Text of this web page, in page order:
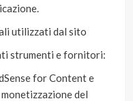
utilizzati dal sito
strumenti e fornitori:
for Content e
del